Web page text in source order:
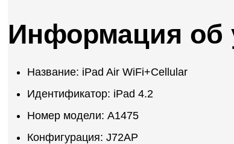
Информация об
Название: iPad Air WiFi+Cellular
Идентификатор: iPad 4.2
Номер модели: A1475
Конфигурация: J72AP